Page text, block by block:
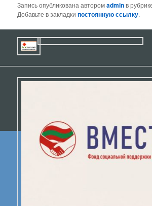
Запись опубликована авторомadminв
Добавьте в закладкипостоянную ссылку.